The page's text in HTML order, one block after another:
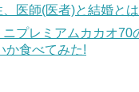
医師(医者)と結婚と
プレミアムカカオ70
か食べてみた!